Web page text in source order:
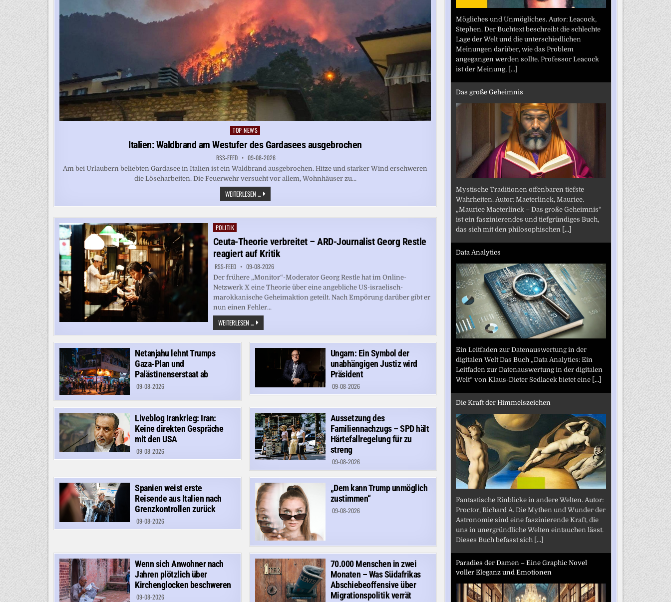
Posted
TOP-NEWS
Italien: Waldbrand am Westufer des Gardasees ausgebrochen
RSS-FEED 09-08-2026
Am bei Urlaubern beliebten Gardasee in Italien ist ein Waldbrand ausgebrochen. Hitze und starker Wind erschweren
die Löscharbeiten. Die Feuerwehr versucht vor allem, Wohnhäuser zu...
WEITERLESEN ... ITALIEN:
WALDBRAND
AM
DES
Posted
in
POLITIK
Ceuta-Theorie verbreitet – ARD-Journalist Georg Restle
reagiert auf Kritik
RSS-FEED 09-08-2026
Der frühere „Monitor“-Moderator Georg Restle hat im Online-
Netzwerk X eine Theorie über eine angebliche US-israelisch-
marokkanische Geheimaktion geteilt. Nach Empörung darüber gibt er
nun einen Fehler...
WEITERLESEN ... CEUTA-
THEORIE
VERBREITET
–
ARD-
JOURNALIST
RESTLE
REAGIERT
KRITIK
Netanjahu lehnt Trumps
Gaza-Plan und
Palästinenserstaat ab
09-08-2026
Ungarn: Ein Symbol der
unabhängigen Justiz wird
Präsident
09-08-2026
Liveblog Irankrieg: Iran:
Keine direkten Gespräche
mit den USA
09-08-2026
Aussetzung des
Familiennachzugs – SPD hält
Härtefallregelung für zu
streng
09-08-2026
Spanien weist erste
Reisende aus Italien nach
Grenzkontrollen zurück
09-08-2026
„Dem kann Trump unmöglich
zustimmen“
09-08-2026
Wenn sich Anwohner nach
Jahren plötzlich über
Kirchenglocken beschweren
09-08-2026
70.000 Menschen in zwei
Monaten – Was Südafrikas
Abschiebeoffensive über
Migrationspolitik verrät
Mögliches und Unmögliches. Autor: Leacock,
Stephen. Der Buchtext beschreibt die schlechte
Lage der Welt und die unterschiedlichen
Meinungen darüber, wie das Problem
angegangen werden sollte. Professor Leacock
ist der Meinung, [...]
Das große Geheimnis
Mystische Traditionen offenbaren tiefste
Wahrheiten. Autor: Maeterlinck, Maurice.
„Maurice Maeterlinck – Das große Geheimnis“
ist ein faszinierendes und tiefgründiges Buch,
das sich mit den philosophischen [...]
Data Analytics
Ein Leitfaden zur Datenauswertung in der
digitalen Welt Das Buch „Data Analytics: Ein
Leitfaden zur Datenauswertung in der digitalen
Welt“ von Klaus-Dieter Sedlacek bietet eine [...]
Die Kraft der Himmelszeichen
Fantastische Einblicke in andere Welten. Autor:
Proctor, Richard A. Die Mythen und Wunder der
Astronomie sind eine faszinierende Kraft, die
uns in unergründliche Welten eintauchen lässt.
Dieses Buch befasst sich [...]
Paradies der Damen – Eine Graphic Novel
voller Eleganz und Emotionen